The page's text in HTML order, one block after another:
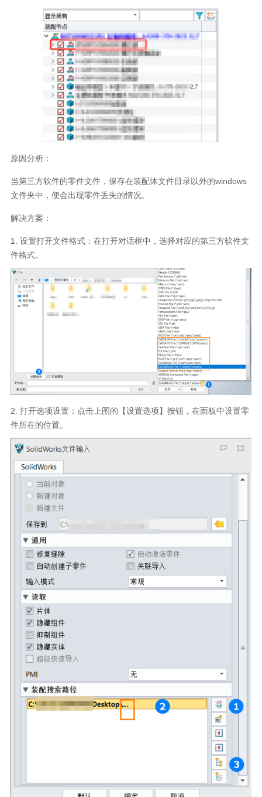
原因分析：
当第三方软件的零件文件，保存在装配体文件目录以外的windows
文件夹中，便会出现零件丢失的情况。
解决方案：
1. 设置打开文件格式：在打开对话框中，选择对应的第三方软件文
件格式。
2. 打开选项设置：点击上图的【设置选项】按钮，在面板中设置零
件所在的位置。